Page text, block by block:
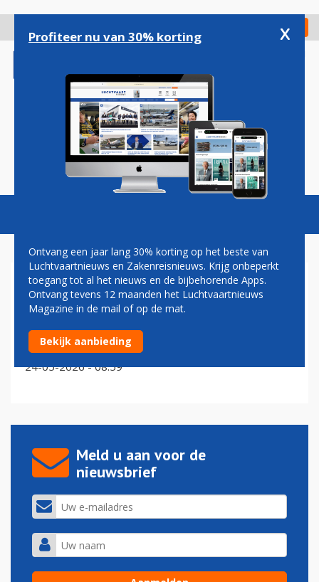
gaan
Check in
Magazine Podcasts Vacatures
ALL BUSINESS
Maleisische airline verwelkomt eerste 'all business
class' ATR 72-600
24-05-2026 - 08:59
Meld u aan voor de
nieuwsbrief
Profiteer nu van 30% korting x
Ontvang een jaar lang 30% korting op het beste van
Luchtvaartnieuws en Zakenreisnieuws. Krijg onbeperkt
toegang tot al het nieuws en de bijbehorende Apps.
Ontvang tevens 12 maanden het Luchtvaartnieuws
Magazine in de mail of op de mat.
Bekijk aanbieding